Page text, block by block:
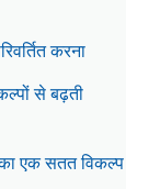
करना
से बढ़ती
का एक सतत विकल्प